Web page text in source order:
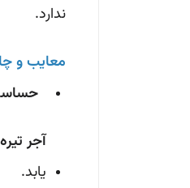
ندارد.
معایب و
آجر
یابد.